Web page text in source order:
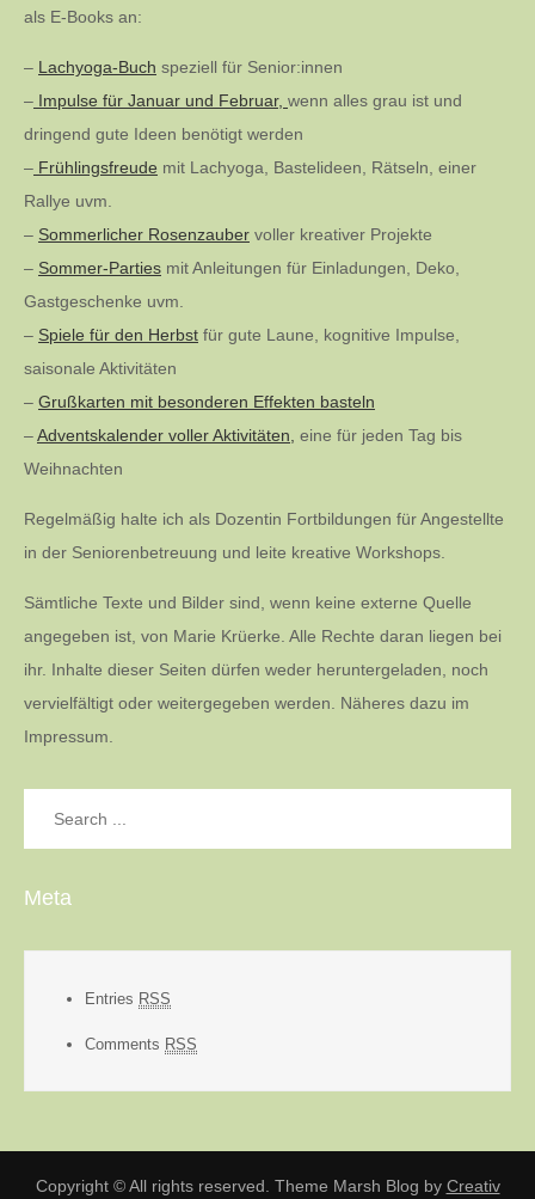
als E-Books an:
– Lachyoga-Buch speziell für Senior:innen
– Impulse für Januar und Februar, wenn alles grau ist und
dringend gute Ideen benötigt werden
– Frühlingsfreude mit Lachyoga, Bastelideen, Rätseln, einer
Rallye uvm.
– Sommerlicher Rosenzauber voller kreativer Projekte
– Sommer-Parties mit Anleitungen für Einladungen, Deko,
Gastgeschenke uvm.
– Spiele für den Herbst für gute Laune, kognitive Impulse,
saisonale Aktivitäten
– Grußkarten mit besonderen Effekten basteln
–Adventskalender voller Aktivitäten, eine für jeden Tag bis
Weihnachten
Regelmäßig halte ich als Dozentin Fortbildungen für Angestellte
in der Seniorenbetreuung und leite kreative Workshops.
Sämtliche Texte und Bilder sind, wenn keine externe Quelle
angegeben ist, von Marie Krüerke. Alle Rechte daran liegen bei
ihr. Inhalte dieser Seiten dürfen weder heruntergeladen, noch
vervielfältigt oder weitergegeben werden. Näheres dazu im
Impressum.
Meta
Entries RSS
Comments RSS
Copyright © All rights reserved. Theme Marsh Blog by Creativ